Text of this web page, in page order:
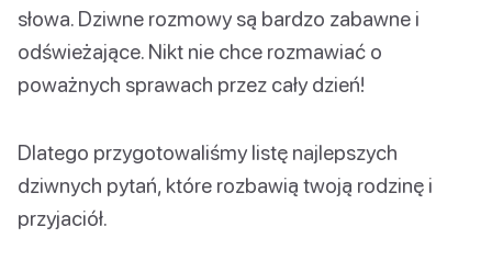
słowa. Dziwne rozmowy są bardzo zabawne i
odświeżające. Nikt nie chce rozmawiać o
poważnych sprawach przez cały dzień!
Dlatego przygotowaliśmy listę najlepszych
dziwnych pytań, które rozbawią twoją rodzinę i
przyjaciół.